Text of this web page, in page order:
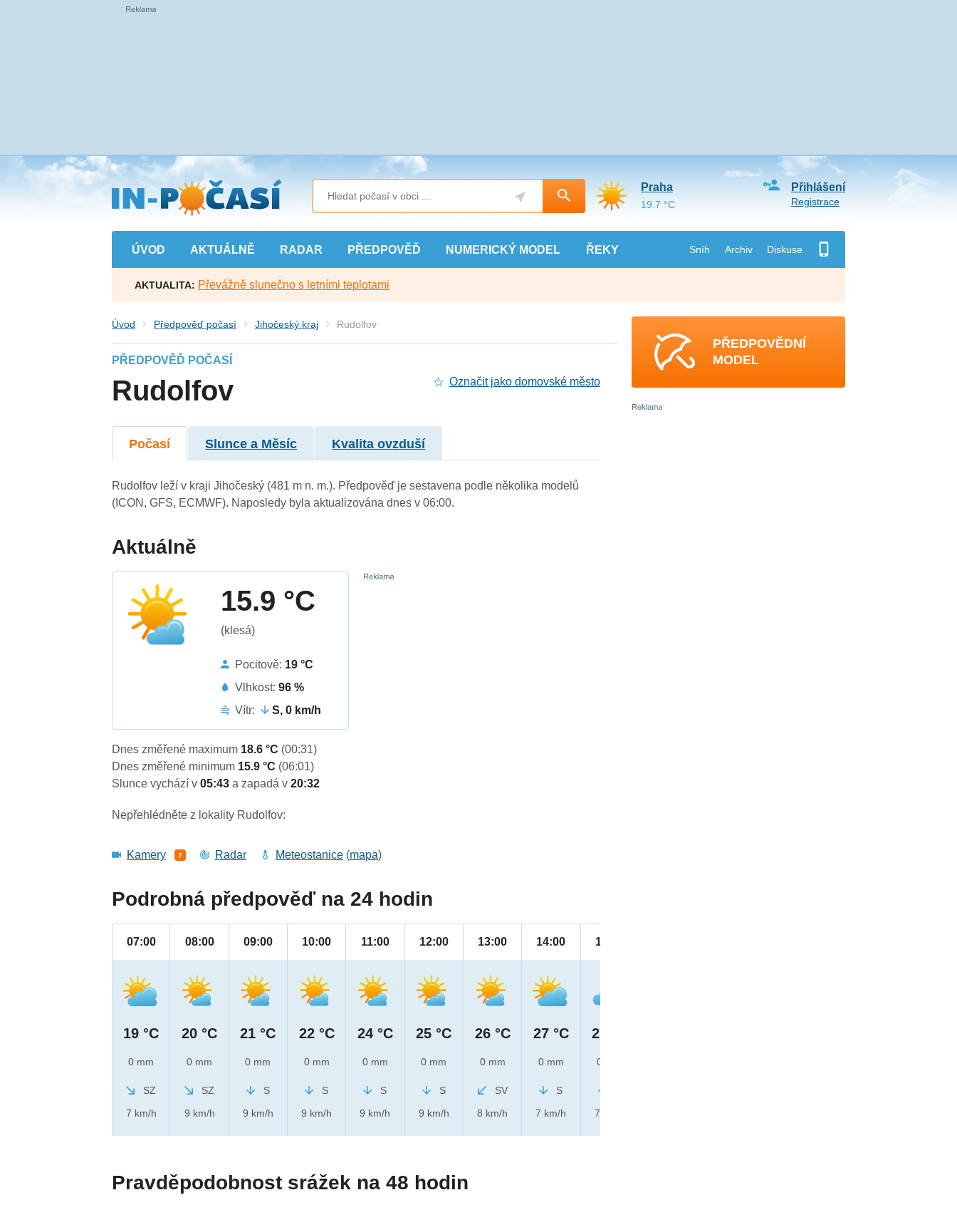
Přejít
na
hlavní
obsah
ÚVOD AKTUÁLNĚ RADAR PŘEDPOVĚĎ NUMERICKÝ MODEL ŘEKY Sníh Archiv Diskuse
Přihlášení
Registrace
Praha
19.7 °C
AKTUALITA: Převážně slunečno s letními teplotami
Úvod Předpověď počasí Jihočeský kraj Rudolfov
PŘEDPOVĚĎ POČASÍ
Rudolfov Označit jako domovské město
Počasí Slunce a Měsíc Kvalita ovzduší
Rudolfov leží v kraji Jihočeský (481 m n. m.). Předpověď je sestavena podle několika modelů
(ICON, GFS, ECMWF). Naposledy byla aktualizována dnes v 06:00.
Aktuálně
15.9 °C
(klesá)
Pocitově: 19 °C
Vlhkost:96 %
Vítr:
S, 0 km/h
Dnes změřené maximum 18.6 °C (00:31)
Dnes změřené minimum 15.9 °C (06:01)
Slunce vychází v05:43a zapadá v20:32
Nepřehlédněte z lokality Rudolfov:
Kamery 7 Radar Meteostanice (mapa)
Podrobná předpověď na 24 hodin
07:00
19 °C
0 mm
SZ
7 km/h
08:00
20 °C
0 mm
SZ
9 km/h
09:00
21 °C
0 mm
S
9 km/h
10:00
22 °C
0 mm
S
9 km/h
11:00
24 °C
0 mm
S
9 km/h
12:00
25 °C
0 mm
S
9 km/h
13:00
26 °C
0 mm
SV
8 km/h
14:00
27 °C
0 mm
S
7 km/h
15:00
27 °C
0 mm
7 km/h
Pravděpodobnost srážek na 48 hodin
PŘEDPOVĚDNÍ
MODEL